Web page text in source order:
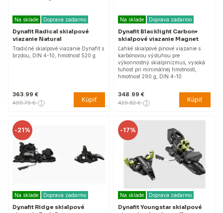
Na sklade Doprava zadarmo
Dynafit Radical skialpové
viazanie Natural
Tradičné skialpové viazanie Dynafit s
brzdou, DIN 4-10, hmotnosť 520 g
363.99 €
499.79 € Kúpiť
Na sklade Doprava zadarmo
Dynafit Blacklight Carbon+
skialpové viazanie Magnet
Ľahké skialpové pinové viazanie s
karbónovou výstuhou pre
výkonnostný skialpinizmus, vysoká
tuhosť pri minimálnej hmotnosti,
hmotnosť 290 g, DIN 4-10.
348.99 €
429.82 € Kúpiť
-21%
Na sklade Doprava zadarmo
Dynafit Ridge skialpové
-17%
Na sklade Doprava zadarmo
Dynafit Youngstar skialpové